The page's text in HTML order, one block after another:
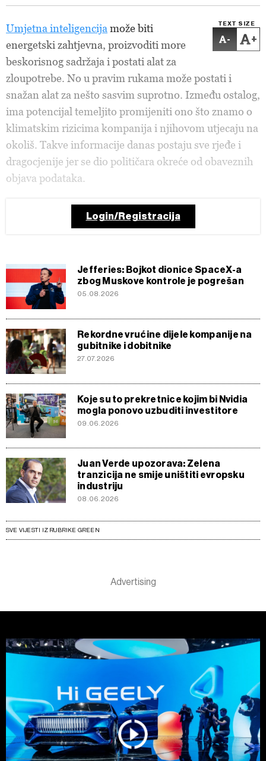
TEXT SIZE
- +
Umjetna inteligencija može biti
energetski zahtjevna, proizvoditi more
beskorisnog sadržaja i postati alat za
zloupotrebe. No u pravim rukama može postati i
snažan alat za nešto sasvim suprotno. Između ostalog,
ima potencijal temeljito promijeniti ono što znamo o
klimatskim rizicima kompanija i njihovom utjecaju na
okoliš. Takve informacije danas postaju sve rjeđe i
dragocjenije jer se dio političara okreće od obaveznih
objava podataka.
Login/Registracija
Jefferies: Bojkot dionice SpaceX-a
zbog Muskove kontrole je pogrešan
05.08.2026
Rekordne vrućine dijele kompanije na
gubitnike i dobitnike
27.07.2026
Koje su to prekretnice kojim bi Nvidia
mogla ponovo uzbuditi investitore
09.06.2026
Juan Verde upozorava: Zelena
tranzicija ne smije uništiti evropsku
industriju
08.06.2026
SVE VIJESTI IZ RUBRIKE GREEN